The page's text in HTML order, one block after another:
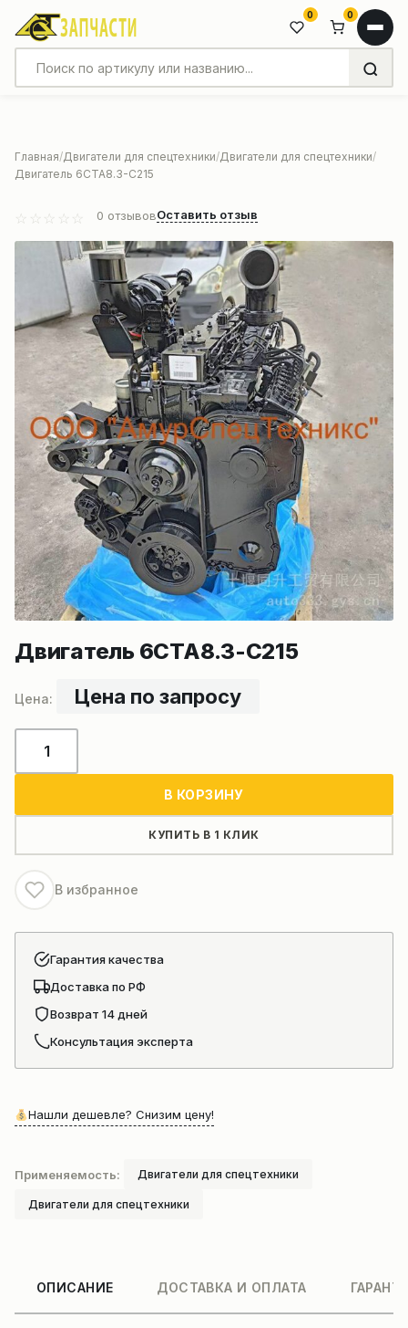
0 0
Главная Двигатели для спецтехники Двигатели для спецтехники
Двигатель 6CTA8.3-C215
0 отзывовОставить отзыв
Двигатель 6CTA8.3-C215
Цена по запросу
товара
В КОРЗИНУ
КУПИТЬ В 1 КЛИК
В избранное
Гарантия качества
Доставка по РФ
Возврат 14 дней
Консультация эксперта
Нашли дешевле? Снизим цену!
Применяемость: Двигатели для спецтехники
Двигатели для спецтехники
ОПИСАНИЕ ДОСТАВКА И ОПЛАТА